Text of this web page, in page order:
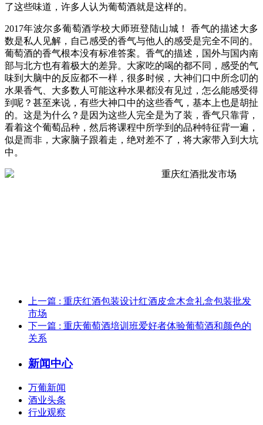
了这些味道，许多人认为葡萄酒就是这样的。
2017年波尔多葡萄酒学校大师班登陆山城！ 香气的描述大多
数是私人见解，自己感受的香气与他人的感受是完全不同的。
葡萄酒的香气根本没有标准答案。香气的描述，国外与国内南
部与北方也有着极大的差异。大家吃的喝的都不同，感受的气
味到大脑中的反应都不一样，很多时候，大神们口中所念叨的
水果香气、大多数人可能这种水果都没有见过，怎么能感受得
到呢？甚至来说，有些大神口中的这些香气，基本上也是胡扯
的。这是为什么？是因为这些人完全是为了装，香气只靠背，
看着这个葡萄品种，然后将课程中所学到的品种特征背一遍，
似是而非，大家脑子跟着走，绝对差不了，将大家带入到大坑
中。
上一篇 : 重庆红酒包装设计红酒皮盒木盒礼盒包装批发
市场
下一篇 : 重庆葡萄酒培训班爱好者体验葡萄酒和颜色的
关系
新闻中心
万葡新闻
酒业头条
行业观察